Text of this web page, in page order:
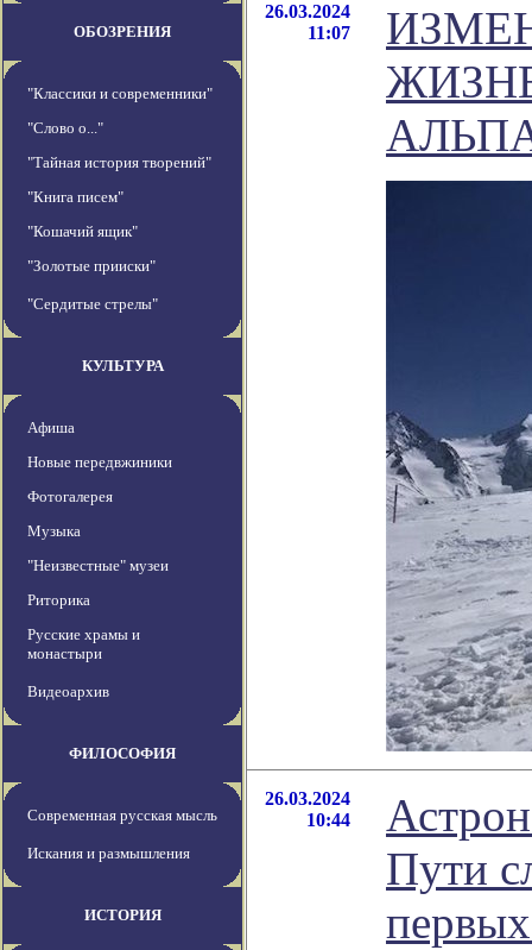
ОБОЗРЕНИЯ
"Классики и современники"
"Слово о..."
"Тайная история творений"
"Книга писем"
"Кошачий ящик"
"Золотые прииски"
"Сердитые стрелы"
КУЛЬТУРА
Афиша
Новые передвжиники
Фотогалерея
Музыка
"Неизвестные" музеи
Риторика
Русские храмы и
монастыри
Видеоархив
ФИЛОСОФИЯ
Современная русская мысль
Искания и размышления
ИСТОРИЯ
26.03.2024
11:07
26.03.2024
10:44
Пути